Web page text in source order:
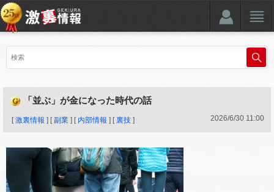
「並ぶ」が金になった時代の話
[激裏情報 ] [副業 ] [ 内部情報 ] [裏技 ] 2026/6/30 11:00